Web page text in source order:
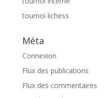
tournoi lichess
Méta
Connexion
Flux des publications
Flux des commentaires